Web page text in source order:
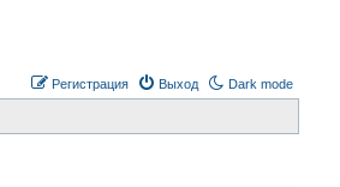
Dark mode
Выход
Регистрация